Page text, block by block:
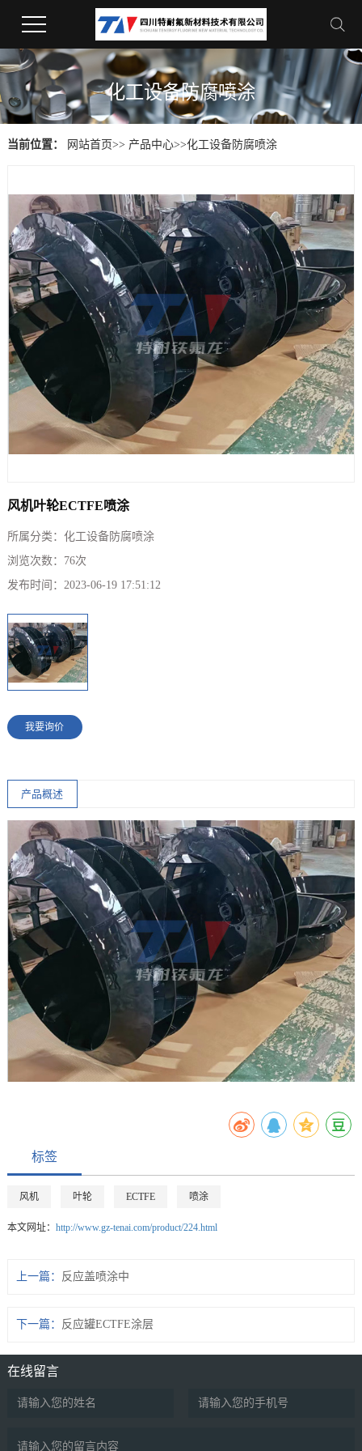
化工设备防腐喷涂
当前位置： 网站首页>> 产品中心>>化工设备防腐喷涂
风机叶轮ECTFE喷涂
所属分类： 化工设备防腐喷涂
浏览次数： 76次
发布时间： 2023-06-19 17:51:12
我要询价
产品概述
标签
风机 叶轮 ECTFE 喷涂
本文网址： http://www.gz-tenai.com/product/224.html
上一篇： 反应盖喷涂中
下一篇： 反应罐ECTFE涂层
在线留言